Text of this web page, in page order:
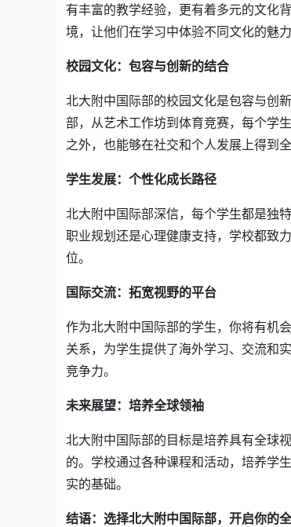
有丰富的教学经验，更有着多元的文化
境，让他们在学习中体验不同文化的魅力
校园文化：包容与创新的结合
北大附中国际部的校园文化是包容与创
部，从艺术工作坊到体育竞赛，每个学
之外，也能够在社交和个人发展上得到全
学生发展：个性化成长路径
北大附中国际部深信，每个学生都是独
职业规划还是心理健康支持，学校都致
位。
国际交流：拓宽视野的平台
作为北大附中国际部的学生，你将有机
关系，为学生提供了海外学习、交流和
竞争力。
未来展望：培养全球领袖
北大附中国际部的目标是培养具有全球
的。学校通过各种课程和活动，培养学
实的基础。
结语：选择北大附中国际部，开启你的